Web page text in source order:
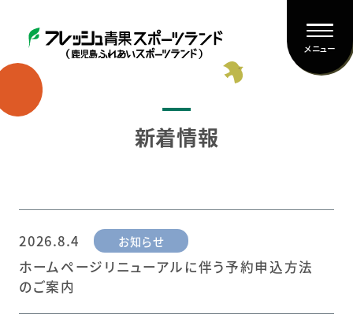
メニュー
新着情報
2026.8.4 お知らせ
ホームページリニューアルに伴う予約申込方法
のご案内